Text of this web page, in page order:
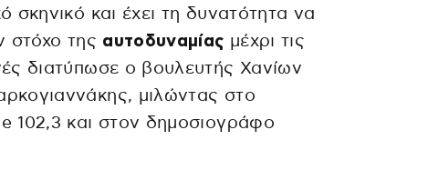
σκηνικό και έχει τη δυνατότητα να
στόχο της αυτοδυναμίας μέχρι τις
διατύπωσε ο βουλευτής Χανίων
μιλώντας στο
102,3 και στον δημοσιογράφο